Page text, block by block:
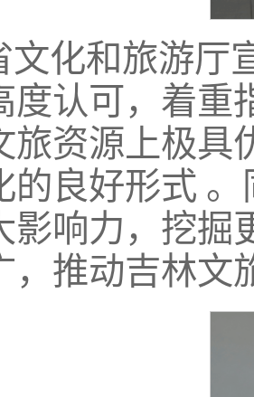
文化和旅游厅
度认可，着重
旅资源上极具
的良好形式
影响力，挖掘
，推动吉林文